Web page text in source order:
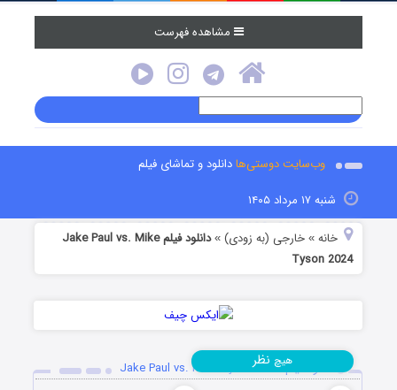
مشاهده فهرست
وب‌سایت دوستی‌هادانلود و تماشای فیلم
شنبه ۱۷ مرداد ۱۴۰۵
خانه »خارجی (به زودی) »
دانلود فیلم Jake Paul vs. Mike
Tyson 2024
دانلود فیلم Jake Paul vs. Mike Tyson 2024هیچ نظر